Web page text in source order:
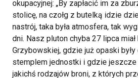
okupacyjnej: „By zapłacić im za
stolicę, na czołg z butelką idzie
nastrój, taka była atmosfera, tak
dni. Nasz pluton chyba 27 lipca
Grzybowskiej, gdzie już opaski
stemplem jednostki i gdzie
jakichś rodzajów broni, z których